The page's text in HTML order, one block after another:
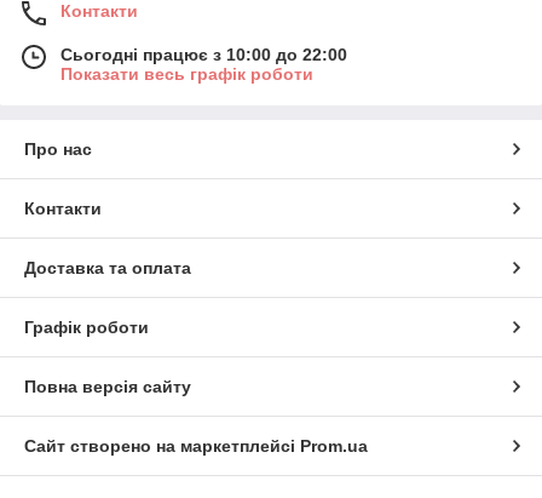
Контакти
Сьогодні працює з 10:00 до 22:00
Показати весь графік роботи
Про нас
Контакти
Доставка та оплата
Графік роботи
Повна версія сайту
Сайт створено на маркетплейсі Prom.ua